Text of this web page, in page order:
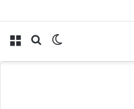
بحث الوضع